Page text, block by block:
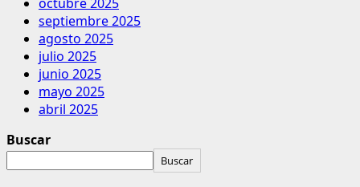
septiembre 2025
agosto 2025
julio 2025
junio 2025
mayo 2025
abril 2025
Buscar
Buscar